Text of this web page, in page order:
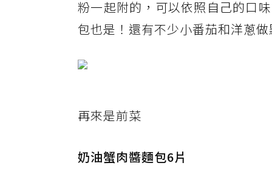
粉一起附的，可以依照自己的口
包也是！還有不少小番茄和洋蔥
再來是前菜
奶油蟹肉醬麵包6片